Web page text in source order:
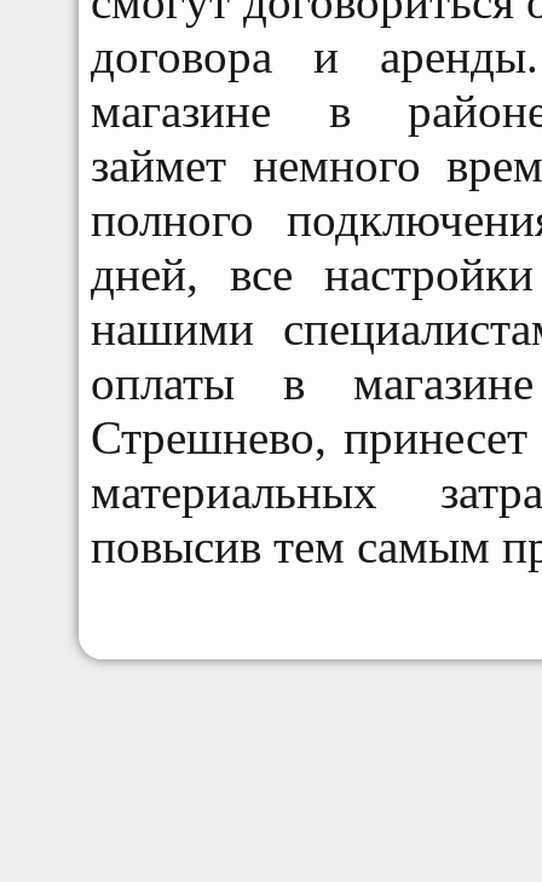
договора и
магазине в
займет немного
полного
дней, все
нашими
оплаты в
Стрешнево,
материальных
повысив тем самым